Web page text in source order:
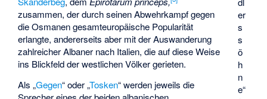
er
s
s
ö
h
n
e“
zusammen, der durch seinen Abwehrkampf gegen
die Osmanen gesamteuropäische Popularität
erlangte, andererseits aber mit der Auswanderung
zahlreicher Albaner nach Italien, die auf diese Weise
ins Blickfeld der westlichen Völker gerieten.
Als „Gegen“ oder „Tosken“ werden jeweils die